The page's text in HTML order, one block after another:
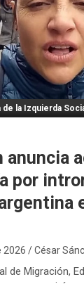
de la Izquierda
anuncia
por
2026 / César
de Migración,